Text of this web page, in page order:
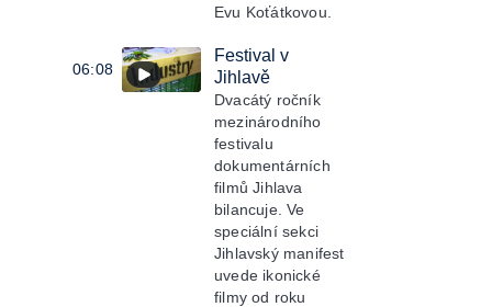
Evu Koťátkovou.
06:08
Festival v
Jihlavě
Dvacátý ročník
mezinárodního
festivalu
dokumentárních
filmů Jihlava
bilancuje. Ve
speciální sekci
Jihlavský manifest
uvede ikonické
filmy od roku